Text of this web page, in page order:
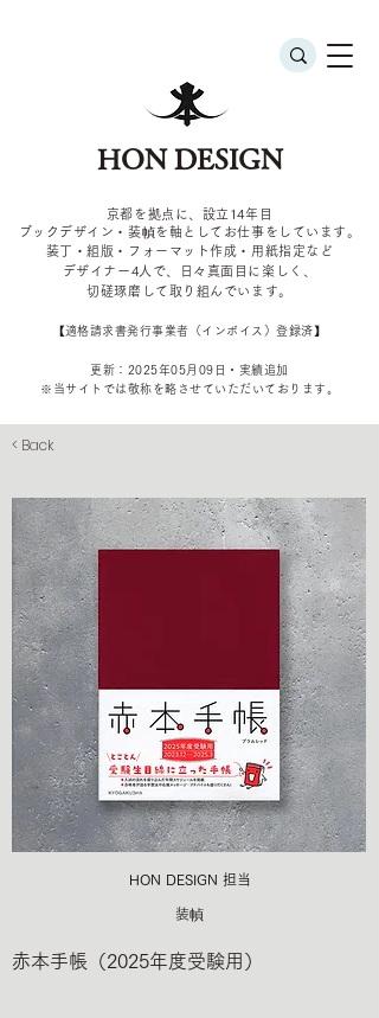
HON DESIGN
京都を拠点に、設立14年目
ブックデザイン・装幀を軸としてお仕事をしています。
装丁・組版・フォーマット作成・用紙指定など
デザイナー4 人で、日々真面目に楽しく、
切磋琢磨して取り組んでいます。
​【適格請求書発行事業者（インボイス）登録済】
更新：2025年05 月09 日・実績追加
​※当サイトでは敬称を 略させていただいております。
< Back
HON DESIGN​ 担当
装幀
赤本手帳（2025年度受験用）